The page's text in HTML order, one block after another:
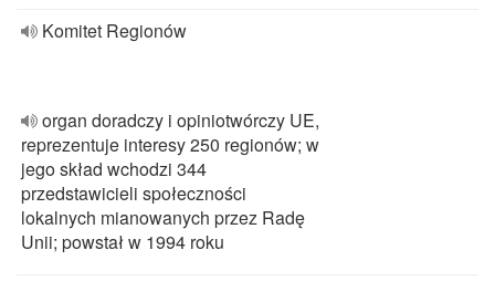
Komitet Regionów
organ doradczy i opiniotwórczy UE,
reprezentuje interesy 250 regionów; w
jego skład wchodzi 344
przedstawicieli społeczności
lokalnych mianowanych przez Radę
Unii; powstał w 1994 roku